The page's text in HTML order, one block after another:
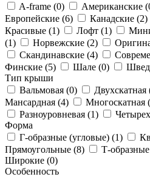
A-frame (0) Американские (
Европейские (6) Канадские (2)
Красивые (1) Лофт (1)
(1) Норвежские (2)
Скандинавские (4)
Финские (5) Шале (0)
Тип крыши
Вальмовая (0) Двухскатная
Мансардная (4) Многоскатная (
Разноуровневая (1)
Форма
Г-образные (угловые) (1)
Прямоугольные (8) Т-
Широкие (0)
Особенность